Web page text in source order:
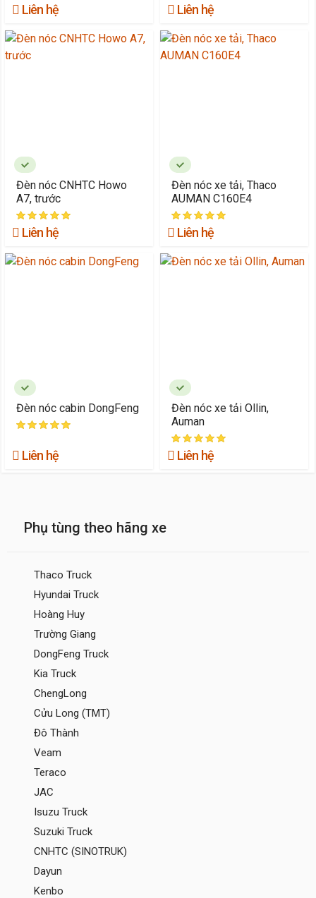
Phụ tùng theo hãng xe
Thaco Truck
Hyundai Truck
Hoàng Huy
Trường Giang
DongFeng Truck
Kia Truck
ChengLong
Cửu Long (TMT)
Đô Thành
Veam
Teraco
JAC
Isuzu Truck
Suzuki Truck
CNHTC (SINOTRUK)
Dayun
Kenbo
Liên hệ Liên hệ
Đèn nóc CNHTC Howo
A7, trước
Liên hệ
Đèn nóc xe tải, Thaco
AUMAN C160E4
Liên hệ
Đèn nóc cabin DongFeng
Liên hệ
Đèn nóc xe tải Ollin,
Auman
Liên hệ